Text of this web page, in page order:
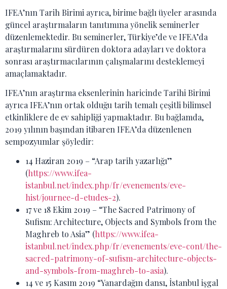
IFEA’nın Tarih Birimi ayrıca, birime bağlı üyeler arasında
güncel araştırmaların tanıtımına yönelik seminerler
düzenlemektedir. Bu seminerler, Türkiye’de ve IFEA’da
araştırmalarını sürdüren doktora adayları ve doktora
sonrası araştırmacılarının çalışmalarını desteklemeyi
amaçlamaktadır.
IFEA’nın araştırma eksenlerinin haricinde Tarihi Birimi
ayrıca IFEA’nın ortak olduğu tarih temalı çeşitli bilimsel
etkinliklere de ev sahipliği yapmaktadır. Bu bağlamda,
2019 yılının başından itibaren IFEA’da düzenlenen
sempozyumlar şöyledir:
14 Haziran 2019 – “Arap tarih yazarlığı”
(https://www.ifea-
istanbul.net/index.php/fr/evenements/eve-
hist/journee-d-etudes-2).
17 ve 18 Ekim 2019 – “The Sacred Patrimony of
Sufism: Architecture, Objects and Symbols from the
Maghreb to Asia” (https://www.ifea-
istanbul.net/index.php/fr/evenements/eve-cont/the-
sacred-patrimony-of-sufism-architecture-objects-
and-symbols-from-maghreb-to-asia).
14 ve 15 Kasım 2019 “Yanardağın dansı, İstanbul işgal